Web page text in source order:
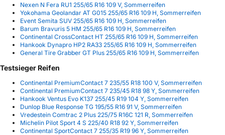
Nexen N Fera RU1 255/65 R16 109 V, Sommerreifen
Yokohama Geolandar AT G015 255/65 R16 109 H, Sommerreifen
Event Semita SUV 255/65 R16 109 H, Sommerreifen
Barum Bravuris 5 HM 255/65 R16 109 H, Sommerreifen
Continental CrossContact HT 255/65 R16 109 H, Sommerreifen
Hankook Dynapro HP2 RA33 255/65 R16 109 H, Sommerreifen
General Tire Grabber GT Plus 255/65 R16 109 H, Sommerreifen
Testsieger Reifen
Continental PremiumContact 7 235/55 R18 100 V, Sommerreifen
Continental PremiumContact 7 235/45 R18 98 Y, Sommerreifen
Hankook Ventus Evo K137 255/45 R19 104 Y, Sommerreifen
Dunlop Blue Response TG 195/55 R16 91 V, Sommerreifen
Vredestein Comtrac 2 Plus 225/75 R16C 121 R, Sommerreifen
Michelin Pilot Sport 4 S 225/40 R18 92 Y, Sommerreifen
Continental SportContact 7 255/35 R19 96 Y, Sommerreifen